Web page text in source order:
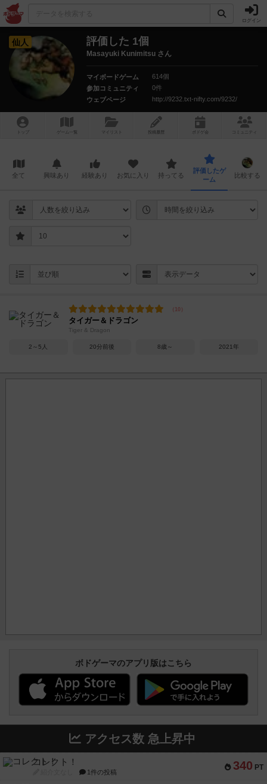
ログイン
仙人 評価した 1個
Masayuki Kunimitsu さん
マイボードゲーム
614個
参加コミュニティ
0件
ウェブページ
http://9232.txt-nifty.com/9232/
トップ ゲーム一覧 マイリスト 投稿履歴 ボ ドゲ コミュニティ
全て 興味あり 経験あり お気に入り 持ってる
評価したゲ
ーム
比較する
タイガー＆ドラゴン
Tiger & Dragon
2～5人 20分前後 8歳～ 2021年
ボドゲーマのアプリ版はこちら
アクセス数 急上昇中
340 PT
コレクト！
1件の投稿